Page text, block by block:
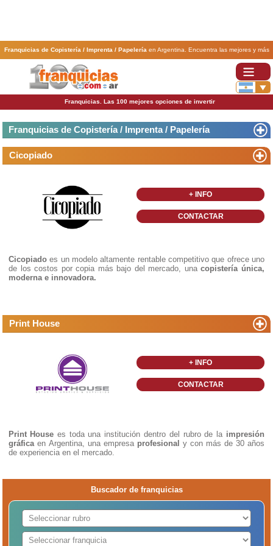
Franquicias de Copistería / Imprenta / Papelería en Argentina. Encuentra las mejores y más
rentablesfranquicias de Copistería / Imprenta / Papelería . Abre tu negocio a través de una
franquicia barata, rentable y segura.
Franquicias. Las 100 mejores opciones de invertir
Franquicias de Copistería / Imprenta / Papelería
Cicopiado
+ INFO
CONTACTAR
Cicopiado es un modelo altamente rentable competitivo que ofrece uno
de los costos por copia más bajo del mercado, una copistería única,
moderna e innovadora.
Print House
+ INFO
CONTACTAR
Print House es toda una institución dentro del rubro de la impresión
gráficaen Argentina, una empresa profesional y con más de 30 años
de experiencia en el mercado.
Buscador de franquicias